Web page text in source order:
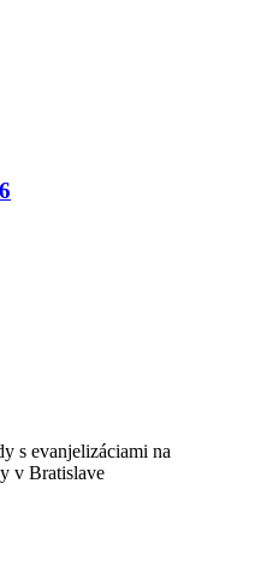
s evanjelizáciami na
v Bratislave